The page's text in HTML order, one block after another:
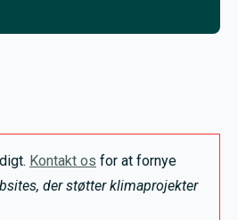
Kontakt os for at fornye
der støtter klimaprojekter